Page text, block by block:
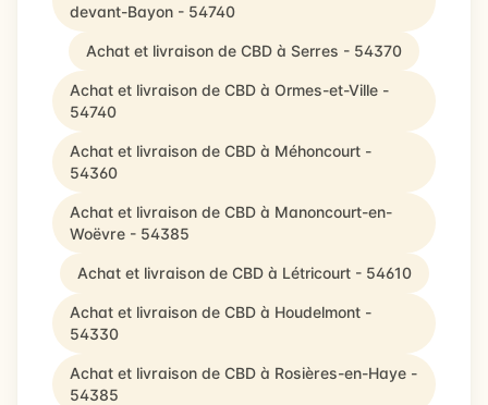
devant-Bayon - 54740
Achat et livraison de CBD à Serres - 54370
Achat et livraison de CBD à Ormes-et-Ville -
54740
Achat et livraison de CBD à Méhoncourt -
54360
Achat et livraison de CBD à Manoncourt-en-
Woëvre - 54385
Achat et livraison de CBD à Létricourt - 54610
Achat et livraison de CBD à Houdelmont -
54330
Achat et livraison de CBD à Rosières-en-Haye -
54385